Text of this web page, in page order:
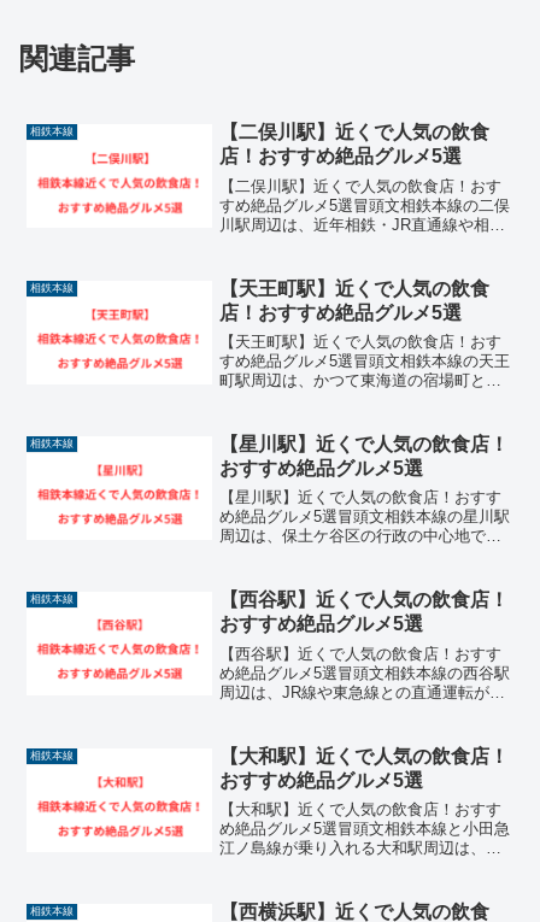
関連記事
相鉄本線
【二俣川駅】近くで人気の飲食
店！おすすめ絶品グルメ5選
【二俣川駅】近くで人気の飲食店！おす
すめ絶品グルメ5選冒頭文相鉄本線の二俣
川駅周辺は、近年相鉄・JR直通線や相
を遂げている非常に活気のあるエリアで
す。駅に直通する大型の...
相鉄本線
【天王町駅】近くで人気の飲食
店！おすすめ絶品グルメ5選
【天王町駅】近くで人気の飲食店！おす
すめ絶品グルメ5選冒頭文相鉄本線の天王
町駅周辺は、かつて東海道の宿場町とし
大変賑やかなエリアです。駅の近くに
は、毎日通いたくなるよう...
相鉄本線
【星川駅】近くで人気の飲食店！
おすすめ絶品グルメ5選
【星川駅】近くで人気の飲食店！おすす
め絶品グルメ5選冒頭文相鉄本線の星川駅
周辺は、保土ケ谷区の行政の中心地であ
です。駅の周辺や近くの商業施設には、
地元で長く愛され続ける...
相鉄本線
【西谷駅】近くで人気の飲食店！
おすすめ絶品グルメ5選
【西谷駅】近くで人気の飲食店！おすす
め絶品グルメ5選冒頭文相鉄本線の西谷駅
周辺は、JR線や東急線との直通運転が開
ているエリアです。利便性が飛躍的に向
上した駅の近くには、...
相鉄本線
【大和駅】近くで人気の飲食店！
おすすめ絶品グルメ5選
【大和駅】近くで人気の飲食店！おすす
め絶品グルメ5選冒頭文相鉄本線と小田急
江ノ島線が乗り入れる大和駅周辺は、複
れるエリアです。駅の周辺には、お仕事
相鉄本線
【西横浜駅】近くで人気の飲食